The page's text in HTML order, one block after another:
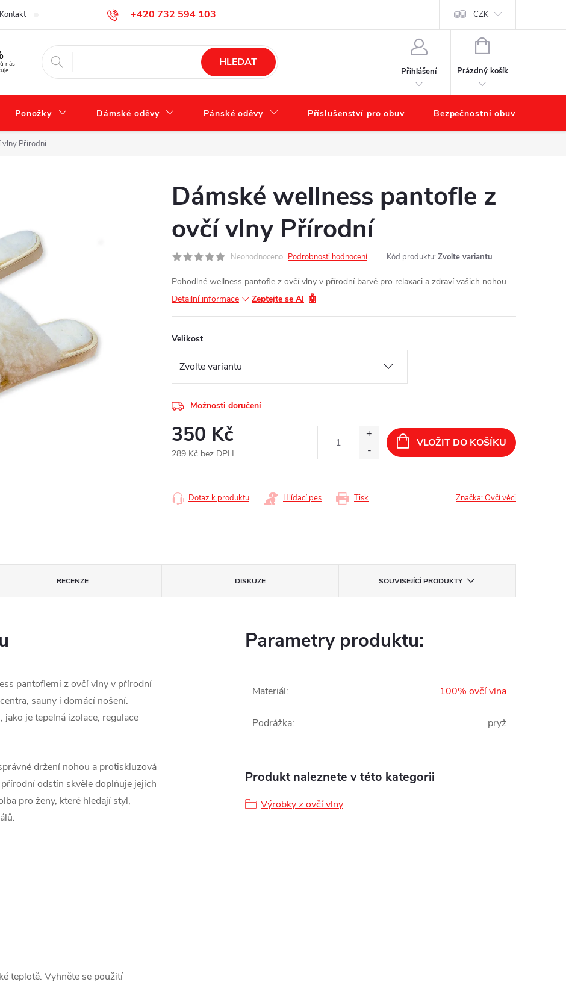
+420 732 594 103
info@zdravotnidoplnky.com
Kontakt FAQ – často kladené otázky Tabulka velikostí Náš příběh – O nás
CZK
nás HLEDAT
Přihlášení
NÁKUPNÍ
Prázdný košík
Ponožky Dámské oděvy Pánské oděvy Příslušenství pro obuv Bezpečnostní obuv
vlny Přírodní
Dámské wellness pantofle z
ovčí vlny Přírodní
Neohodnoceno Podrobnosti hodnocení Kód produktu: Zvolte variantu
Pohodlné wellness pantofle z ovčí vlny v přírodní barvě pro relaxaci a zdraví vašich nohou.
Detailní informace
Zeptejte se AI 🤖
Velikost
Možnosti doručení
350 Kč
289 Kč bez DPH
cena:
VLOŽIT DO KOŠÍKU
Tisk
Dotaz k produktu Hlídací pes Značka:Ovčí věci
RECENZE DISKUZE SOUVISEJÍCÍ PRODUKTY
pantoflemi z ovčí vlny v přírodní
sauny i domácí nošení.
je tepelná izolace, regulace
držení nohou a protiskluzová
odstín skvěle doplňuje jejich
pro ženy, které hledají styl,
teplotě. Vyhněte se použití
Parametry produktu:
Materiál: 100% ovčí vlna
Podrážka: pryž
Produkt naleznete v této kategorii
Výrobky z ovčí vlny